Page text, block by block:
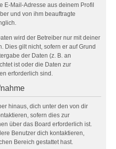
E-Mail-Adresse aus deinem Profil
und von ihm beauftragte
wird der Betreiber nur mit deiner
Dies gilt nicht, sofern er auf Grund
der Daten (z. B. an
ist oder die Daten zur
erforderlich sind.
hinaus, dich unter den von dir
sofern dies zur
über das Board erforderlich ist.
Benutzer dich kontaktieren,
Bereich gestattet hast.